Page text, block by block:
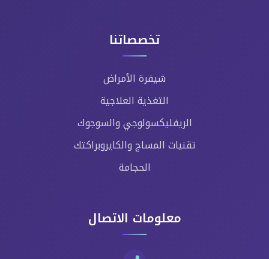
تخصصاتنا
شيفرة الأمراض
التغذية العلاجية
الريفليكسولوجي والسوجوك
تقنيات المساج والكايروبراكتك
الحجامة
معلومات الاتصال